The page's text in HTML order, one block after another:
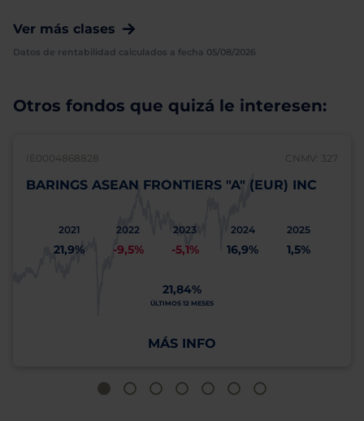
Ver más clases
Datos de rentabilidad calculados a fecha 05/08/2026
Otros fondos que quizá le interesen:
IE0004868828 CNMV: 327
BARINGS ASEAN FRONTIERS "A" (EUR) INC
2021
21,9%
2022
-9,5%
2023
-5,1%
2024
16,9%
2025
1,5%
21,84%
ÚLTIMOS 12 MESES
MÁS INFO